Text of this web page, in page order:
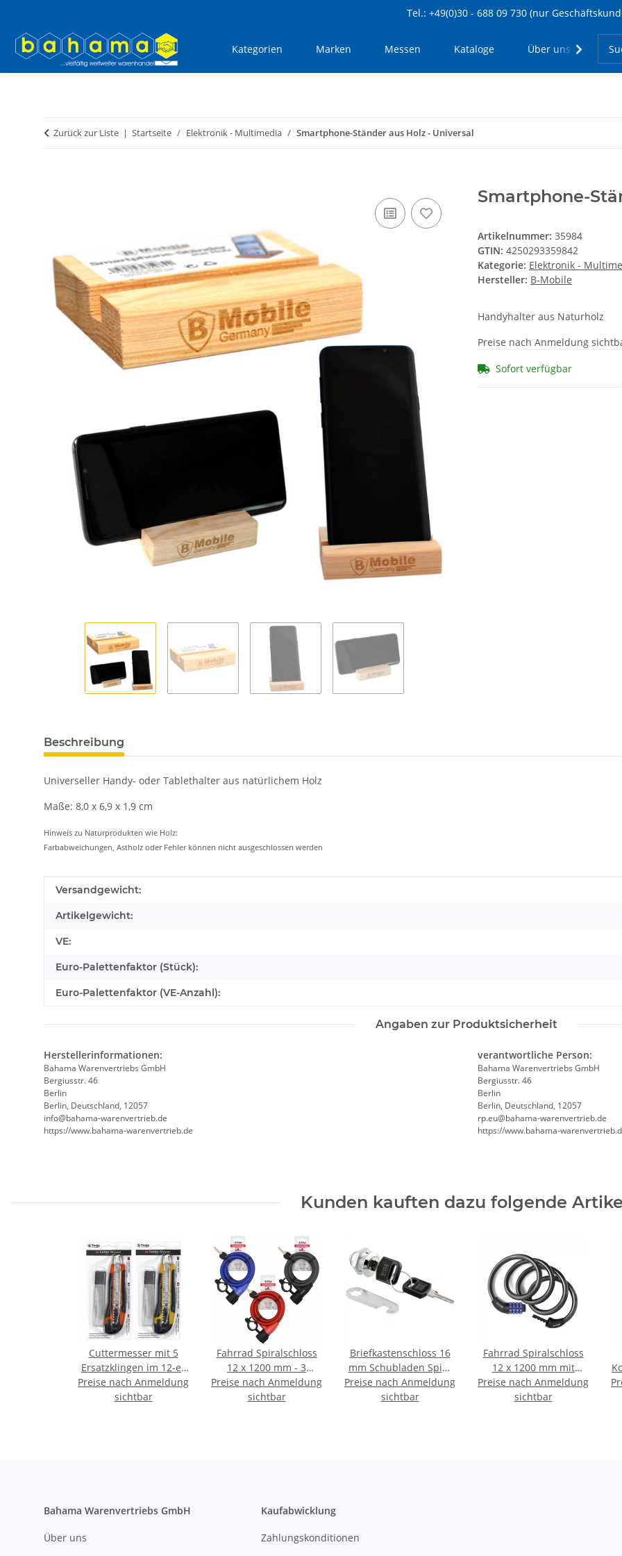
Tel.: +49(0)30 - 688 09 730 (nur
Kategorien Marken Messen Kataloge Über uns
Zurück zur Liste Startseite Elektronik - Multimedia Smartphone-Ständer aus Holz - Universal
Smartphone-
Artikelnummer: 35984
GTIN: 4250293359842
Kategorie: Elektronik -
Hersteller: B-Mobile
Handyhalter aus Naturholz
Preise nach Anmeldung
Sofort verfügbar
Beschreibung
Universeller Handy- oder Tablethalter aus natürlichem Holz
Maße: 8,0 x 6,9 x 1,9 cm
Hinweis zu Naturprodukten wie Holz:
Farbabweichungen, Astholz oder Fehler können nicht ausgeschlossen werden
Produkteigenschaft
Wert
Versandgewicht:
Artikelgewicht:
VE:
Euro-Palettenfaktor (Stück):
Euro-Palettenfaktor (VE-Anzahl):
Angaben zur Produktsicherheit
Herstellerinformationen:
Bahama Warenvertriebs GmbH
Bergiusstr. 46
Berlin
Berlin, Deutschland, 12057
ed.beirtrevneraw-amahab@ofni
https://www.bahama-warenvertrieb.de
verantwortliche Person:
Bahama Warenvertriebs GmbH
Bergiusstr. 46
Berlin
Berlin, Deutschland, 12057
ed.beirtrevneraw-amahab@ue.pr
https://www.bahama-
Kunden kauften dazu folgende
Cuttermesser mit 5
Ersatzklingen im 12-er
Verkaufsdisplay
Preise nach Anmeldung
sichtbar
Fahrrad Spiralschloss
12 x 1200 mm - 3
Farben Mix - mit
Halterung
Preise nach Anmeldung
sichtbar
Briefkastenschloss 16
mm Schubladen Spint
Schloss mit 2
Schlüsseln
Preise nach Anmeldung
sichtbar
Fahrrad Spiralschloss
12 x 1200 mm mit
Zahlenkombination
und Halterung
Preise nach Anmeldung
sichtbar
Bahama Warenvertriebs GmbH
Über uns
Kaufabwicklung
Zahlungskonditionen